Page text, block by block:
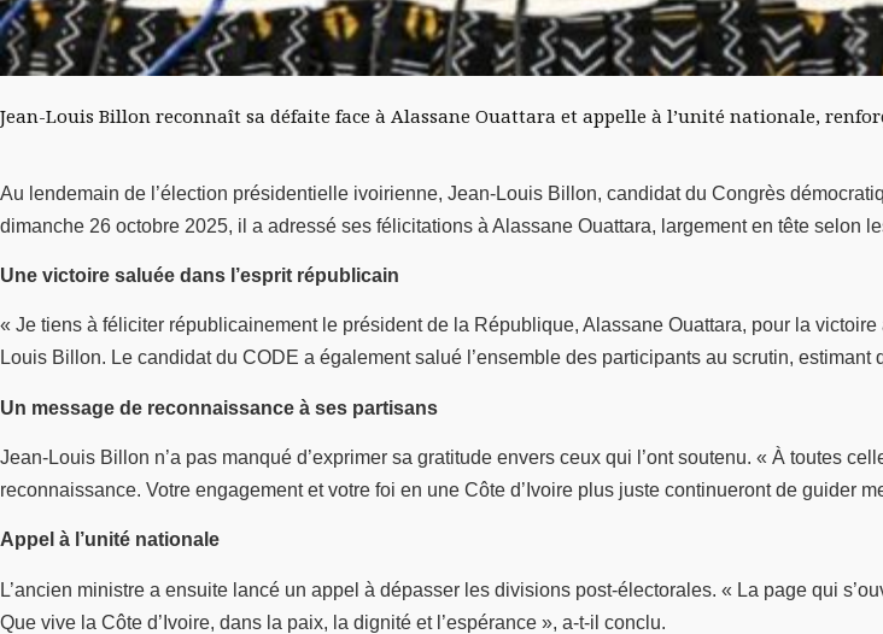
Jean-Louis Billon reconnaît sa défaite face à Alassane Ouattara et appelle à l’unité nationale,
Au lendemain de l’élection présidentielle ivoirienne, Jean-Louis Billon, candidat du Congrès
dimanche 26 octobre 2025, il a adressé ses félicitations à Alassane Ouattara, largement en tête selon
Une victoire saluée dans l’esprit républicain
« Je tiens à féliciter républicainement le président de la République, Alassane Ouattara, pour la
Louis Billon. Le candidat du CODE a également salué l’ensemble des participants au scrutin,
Un message de reconnaissance à ses partisans
Jean-Louis Billon n’a pas manqué d’exprimer sa gratitude envers ceux qui l’ont soutenu. « À toutes
reconnaissance. Votre engagement et votre foi en une Côte d’Ivoire plus juste continueront de guider
Appel à l’unité nationale
L’ancien ministre a ensuite lancé un appel à dépasser les divisions post-électorales. « La page qui
Que vive la Côte d’Ivoire, dans la paix, la dignité et l’espérance », a-t-il conclu.